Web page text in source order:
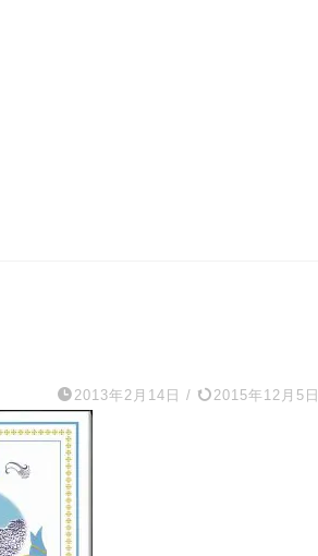
2013年2月14日 / 2015年12月5日